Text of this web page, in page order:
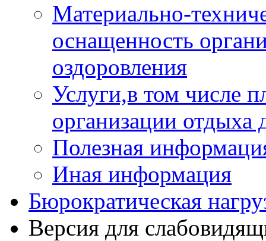
Материально-
оснащенность
оздоровления
Услуги,в том числе
организации отдыха
Полезная
Иная информация
Бюрократическая
Версия для